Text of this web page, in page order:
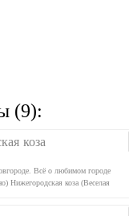
(9):
коза
Всё о любимом городе
Нижегородская коза (Веселая